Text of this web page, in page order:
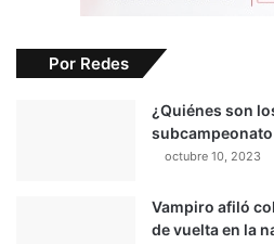
Por Redes
¿Quiénes son
subcampeonato
octubre 10, 2023
Vampiro afiló
de vuelta en la